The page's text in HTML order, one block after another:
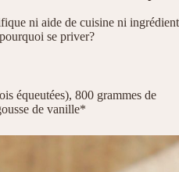
ni aide de cuisine ni ingrédient
se priver?
équeutées), 800 grammes de
de vanille*